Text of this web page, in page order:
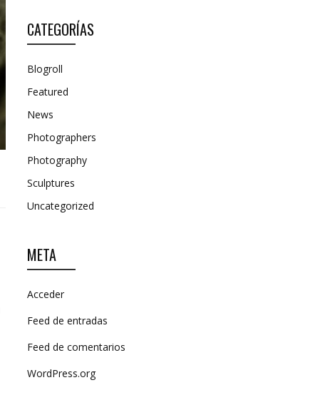
CATEGORÍAS
Blogroll
Featured
News
Photographers
Photography
Sculptures
Uncategorized
META
Acceder
Feed de entradas
Feed de comentarios
WordPress.org